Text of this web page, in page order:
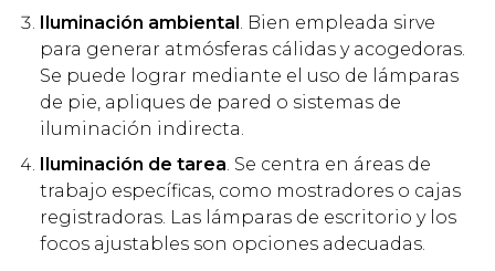
Iluminación ambiental. Bien empleada sirve
para generar atmósferas cálidas y acogedoras.
Se puede lograr mediante el uso de lámparas
de pie, apliques de pared o sistemas de
iluminación indirecta.
Iluminación de tarea. Se centra en áreas de
trabajo específicas, como mostradores o cajas
registradoras. Las lámparas de escritorio y los
focos ajustables son opciones adecuadas.